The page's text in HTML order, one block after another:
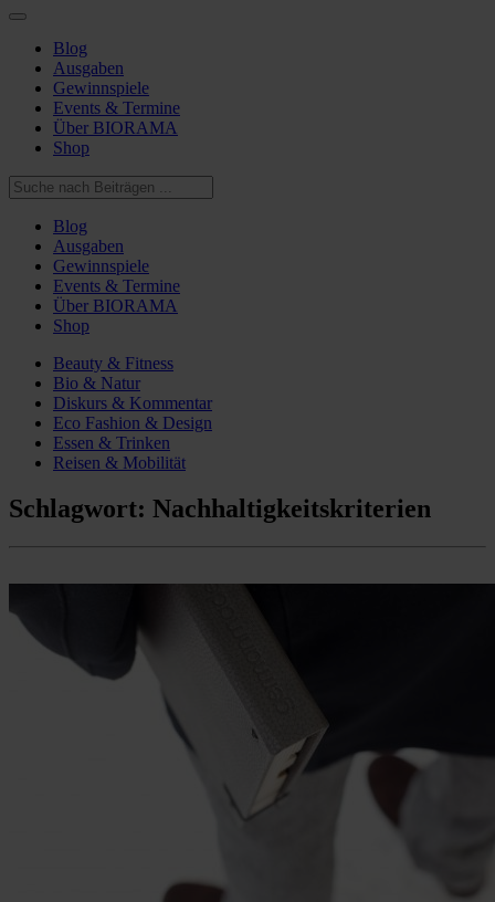
Blog
Ausgaben
Gewinnspiele
Events & Termine
Über BIORAMA
Shop
Blog
Ausgaben
Gewinnspiele
Events & Termine
Über BIORAMA
Shop
Beauty & Fitness
Bio & Natur
Diskurs & Kommentar
Eco Fashion & Design
Essen & Trinken
Reisen & Mobilität
Schlagwort: Nachhaltigkeitskriterien